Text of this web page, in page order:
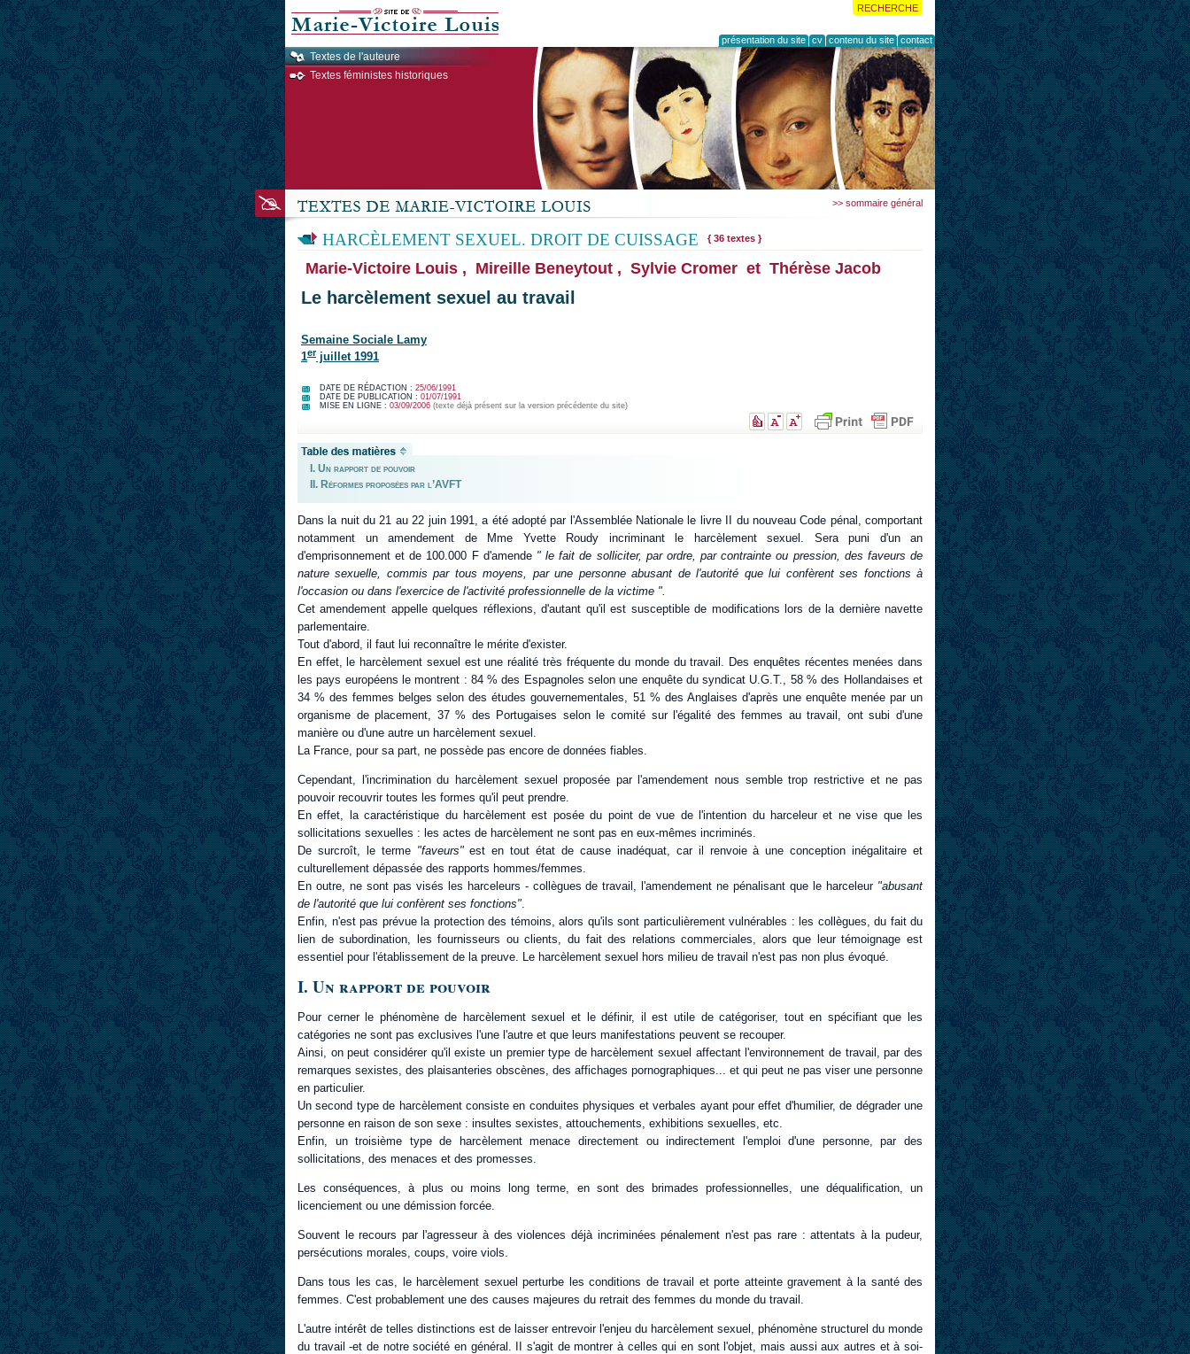
RECHERCHE
présentation du site cv contenu du site contact
Textes de l'auteure
Textes féministes historiques
>> sommaire général
HARCÈLEMENT SEXUEL. DROIT DE CUISSAGE { 36 textes }
Marie-Victoire Louis , Mireille Beneytout , Sylvie Cromer et Thérèse Jacob
Le harcèlement sexuel au travail
Semaine Sociale Lamy
1er juillet 1991
DATE DE RÉDACTION : 25/06/1991
DATE DE PUBLICATION : 01/07/1991
MISE EN LIGNE : 03/09/2006 (texte déjà présent sur la version précédente du site)
I. Un rapport de pouvoir
II. Réformes proposées par l’AVFT
Dans la nuit du 21 au 22 juin 1991, a été adopté par l'Assemblée Nationale le livre II du nouveau Code pénal, comportant
notamment un amendement de Mme Yvette Roudy incriminant le harcèlement sexuel. Sera puni d'un an
d'emprisonnement et de 100.000 F d'amende " le fait de solliciter, par ordre, par contrainte ou pression, des faveurs de
nature sexuelle, commis par tous moyens, par une personne abusant de l'autorité que lui confèrent ses fonctions à
l'occasion ou dans l'exercice de l'activité professionnelle de la victime ".
Cet amendement appelle quelques réflexions, d'autant qu'il est susceptible de modifications lors de la dernière navette
parlementaire.
Tout d'abord, il faut lui reconnaître le mérite d'exister.
En effet, le harcèlement sexuel est une réalité très fréquente du monde du travail. Des enquêtes récentes menées dans
les pays européens le montrent : 84 % des Espagnoles selon une enquête du syndicat U.G.T., 58 % des Hollandaises et
34 % des femmes belges selon des études gouvernementales, 51 % des Anglaises d'après une enquête menée par un
organisme de placement, 37 % des Portugaises selon le comité sur l'égalité des femmes au travail, ont subi d'une
manière ou d'une autre un harcèlement sexuel.
La France, pour sa part, ne possède pas encore de données fiables.
Cependant, l'incrimination du harcèlement sexuel proposée par l'amendement nous semble trop restrictive et ne pas
pouvoir recouvrir toutes les formes qu'il peut prendre.
En effet, la caractéristique du harcèlement est posée du point de vue de l'intention du harceleur et ne vise que les
sollicitations sexuelles : les actes de harcèlement ne sont pas en eux-mêmes incriminés.
De surcroît, le terme "faveurs"est en tout état de cause inadéquat, car il renvoie à une conception inégalitaire et
culturellement dépassée des rapports hommes/femmes.
En outre, ne sont pas visés les harceleurs - collègues de travail, l'amendement ne pénalisant que le harceleur "abusant
de l'autorité que lui confèrent ses fonctions"
Enfin, n'est pas prévue la protection des témoins, alors qu'ils sont particulièrement vulnérables : les collègues, du fait du
lien de subordination, les fournisseurs ou clients, du fait des relations commerciales, alors que leur témoignage est
essentiel pour l'établissement de la preuve. Le harcèlement sexuel hors milieu de travail n'est pas non plus évoqué.
I. Un rapport de pouvoir
Pour cerner le phénomène de harcèlement sexuel et le définir, il est utile de catégoriser, tout en spécifiant que les
catégories ne sont pas exclusives l'une l'autre et que leurs manifestations peuvent se recouper.
Ainsi, on peut considérer qu'il existe un premier type de harcèlement sexuel affectant l'environnement de travail, par des
remarques sexistes, des plaisanteries obscènes, des affichages pornographiques... et qui peut ne pas viser une personne
en particulier.
Un second type de harcèlement consiste en conduites physiques et verbales ayant pour effet d'humilier, de dégrader une
personne en raison de son sexe : insultes sexistes, attouchements, exhibitions sexuelles, etc.
Enfin, un troisième type de harcèlement menace directement ou indirectement l'emploi d'une personne, par des
sollicitations, des menaces et des promesses.
Les conséquences, à plus ou moins long terme, en sont des brimades professionnelles, une déqualification, un
licenciement ou une démission forcée.
Souvent le recours par l'agresseur à des violences déjà incriminées pénalement n'est pas rare : attentats à la pudeur,
persécutions morales, coups, voire viols.
Dans tous les cas, le harcèlement sexuel perturbe les conditions de travail et porte atteinte gravement à la santé des
femmes. C'est probablement une des causes majeures du retrait des femmes du monde du travail.
L'autre intérêt de telles distinctions est de laisser entrevoir l'enjeu du harcèlement sexuel, phénomène structurel du monde
du travail -et de notre société en général. II s'agit de montrer à celles qui en sont l'objet, mais aussi aux autres et à soi-